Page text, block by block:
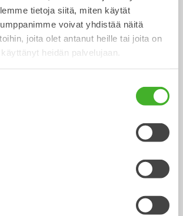
tietoja siitä, miten käytät
voivat yhdistää näitä
joita olet antanut heille tai joita on
heidän palvelujaan.
26tonnisiin
ZX210-6
0-40tonnisiin